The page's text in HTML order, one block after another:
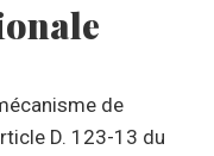
de
D. 123-13 du